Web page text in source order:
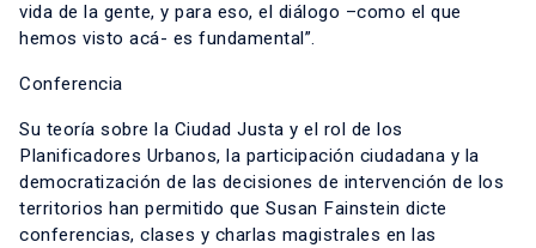
vida de la gente, y para eso, el diálogo –como el que
hemos visto acá- es fundamental”.
Conferencia
Su teoría sobre la Ciudad Justa y el rol de los
Planificadores Urbanos, la participación ciudadana y la
democratización de las decisiones de intervención de los
territorios han permitido que Susan Fainstein dicte
conferencias, clases y charlas magistrales en las